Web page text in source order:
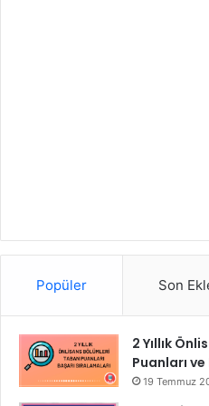
Popüler Son
2 Yıllık
Puanları
19 Temmuz